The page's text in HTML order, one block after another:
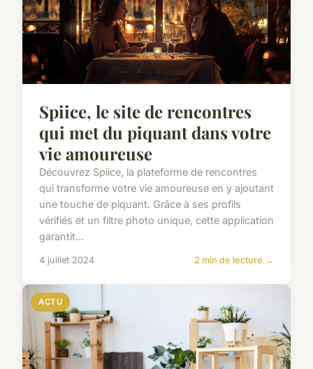
Spiice, le site de rencontres
qui met du piquant dans votre
vie amoureuse
Découvrez Spiice, la plateforme de rencontres
qui transforme votre vie amoureuse en y ajoutant
une touche de piquant. Grâce à ses profils
vérifiés et un filtre photo unique, cette application
garantit...
4 juillet 2024 2 min de lecture →
ACTU